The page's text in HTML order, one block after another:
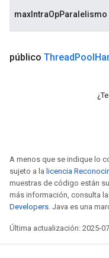
maxIntraOpParalelismo
público ThreadPool
A menos que se indique lo
sujeto a la licencia
muestras de código están
más información, consulta
Developers. Java es una
Última actualización: 2025-